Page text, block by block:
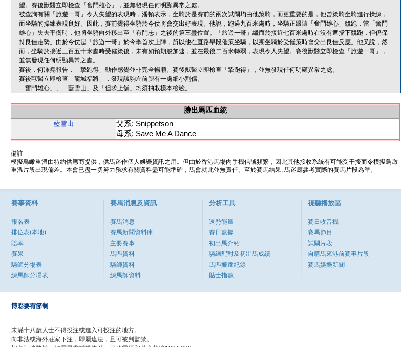
望。賽後獸醫立即檢查「奮鬥雄心」，並無發現任何明顯異常之處。
被查詢有關「旅遊一哥」令人失望的表現時，潘頓表示，坐騎於是賽前的兩次試閘均由他策騎，而更重要的是，他曾策騎坐騎進行操練，
而坐騎的操練表現良好。因此，賽前覺得坐騎於今仗將會交出好表現。他說，跑過九百米處時，坐騎正跟隨「奮鬥雄心」競跑，當「奮鬥
雄心」失去平衡時，他將坐騎向外移出至「有鬥志」之後的第三疊位置。「旅遊一哥」繼而於接近七百米處時在沒有遮擋下競跑，但仍保
持良佳走勢。由於今仗是「旅遊一哥」於今季首次上陣，所以他在直路早段催策坐騎，以期坐騎於受催策時會交出良佳反應。他又說，然
而，坐騎於接近三百五十米處時受催策後，未有如預期般加速，並在最後二百米轉弱，表現令人失望。賽後獸醫立即檢查「旅遊一哥」，
並無發現任何明顯異常之處。
賽後，何澤堯報告，「摯跑得」動作感覺並非完全暢順。賽後獸醫立即檢查「摯跑得」，並無發現任何明顯異常之處。
賽後獸醫立即檢查「龍城福將」，發現該駒左前腿有一處細小割傷。
「奮鬥雄心」、「藍雪山」及「但求上舖」均須抽取樣本檢驗。
勝出馬匹血統
藍雪山
父系: Snippetson
母系: Save Me A Dance
備註
模擬鳥瞰重溫由特約供應商提供，供馬迷作個人娛樂資訊之用。但由於香港馬場內手機信號頻繁，因此其他接收系統有可能受干擾而令模擬鳥瞰
重溫片段出現偏差。本會已盡一切努力務求有關資料盡可能準確，馬會就此並無責任。至於賽馬結果, 馬迷應參考實際的賽馬片段為準。
賽事資料
報名表
排位表(本地)
賠率
賽果
騎師分場表
練馬師分場表
賽馬消息及資訊
賽馬消息
賽馬新聞資料庫
主要賽事
馬匹資料
騎師資料
練馬師資料
分析工具
速勢能量
賽日數據
初出馬介紹
騎練配對及初岀馬成績
馬匹搬遷紀錄
貼士指數
視聽播放區
賽日收音機
賽馬節目
試閘片段
自購馬來港前賽事片段
賽馬娛樂新聞
博彩要有節制
未滿十八歲人士不得投注或進入可投注的地方。
向非法或海外莊家下注，即屬違法，且可被判監禁。